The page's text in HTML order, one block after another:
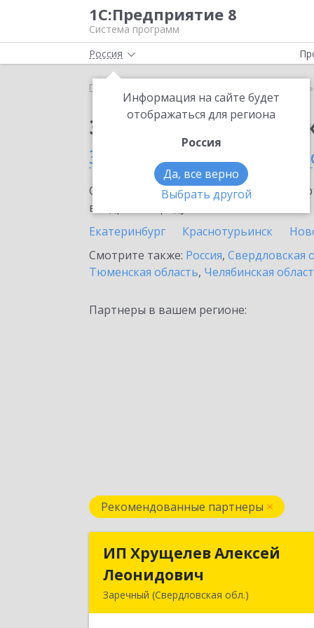
1С:Предприятие 8
Система программ
Россия
Информация на сайте будет
отображаться для региона
Россия
Да, все верно
Выбрать другой
Главная 1С-
Заказать 1С-
Заречном
Ознакомьтесь с информационными
внедрение продукта.
Екатеринбург
Краснотурьинск
Смотрите также: Россия, Свердловская
Тюменская область, Челябинская
Партнеры в вашем регионе:
Рекомендованные партнеры
ИП Хрущелев Алексей
Леонидович
Заречный (Свердловская обл.)
ИП Хрущелев